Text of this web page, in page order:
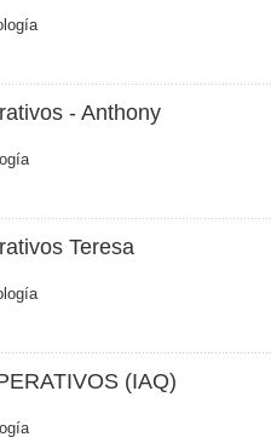
- Anthony
Teresa
(IAQ)